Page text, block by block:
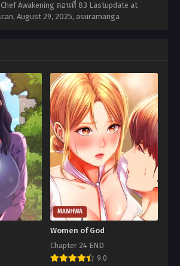
Awakening ตอนที่ 83 Lastupdate at
August 29, 2025, asuramanga
MANHWA
Women of God
Chapter 24 END
9.0